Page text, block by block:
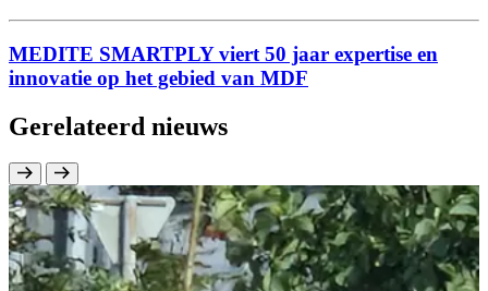
MEDITE SMARTPLY viert 50 jaar expertise en
innovatie op het gebied van MDF
Gerelateerd nieuws